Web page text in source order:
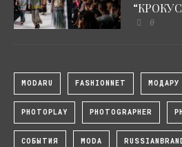
0
MODARU FASHIONNET МОДАРУ
PHOTOPLAY PHOTOGRAPHER
СОБЫТИЯ MODA